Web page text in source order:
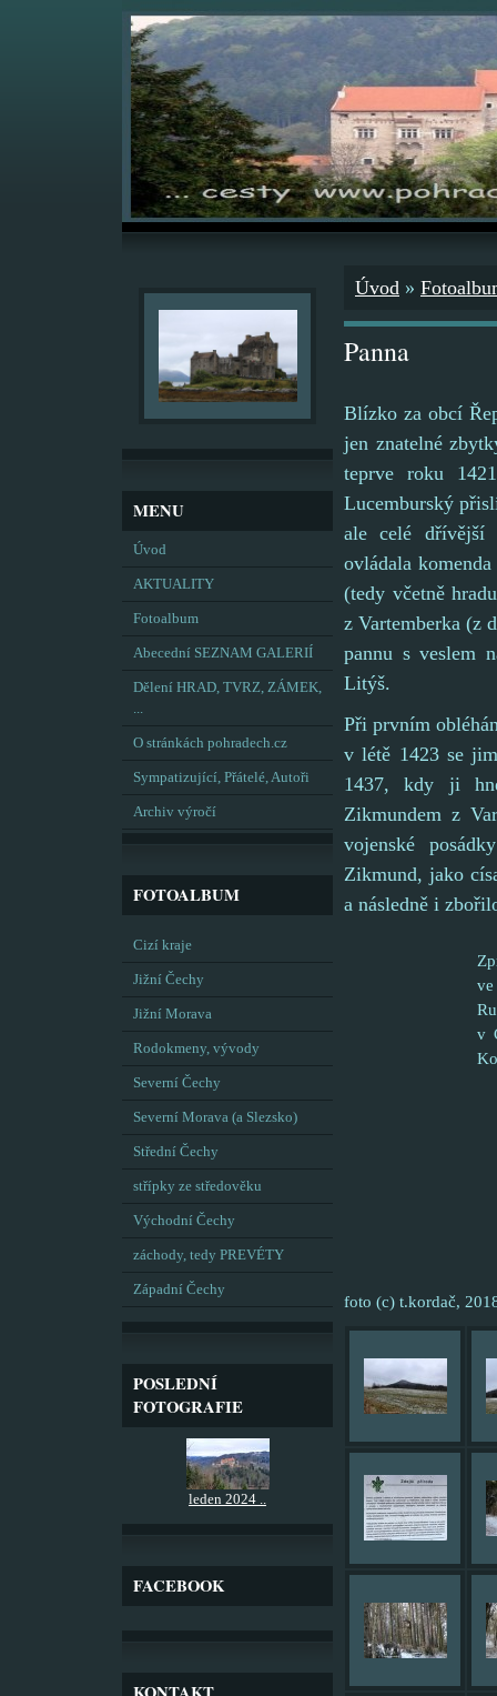
MENU
Úvod
AKTUALITY
Fotoalbum
Abecední SEZNAM GALERIÍ
Dělení HRAD, TVRZ, ZÁMEK,
...
O stránkách pohradech.cz
Sympatizující, Přátelé, Autoři
Archiv výročí
FOTOALBUM
Cizí kraje
Jižní Čechy
Jižní Morava
Rodokmeny, vývody
Severní Čechy
Severní Morava (a Slezsko)
Střední Čechy
střípky ze středověku
Východní Čechy
záchody, tedy PREVÉTY
Západní Čechy
POSLEDNÍ
FOTOGRAFIE
leden 2024 ..
FACEBOOK
Úvod »
Panna
Blízko za obcí
jen znatelné
teprve roku
Lucemburský
ale celé dřívější
ovládala
(tedy včetně
z Vartemberka (z
pannu s veslem
Litýš.
Při prvním
v létě 1423 se
1437, kdy ji
Zikmundem z
vojenské
Zikmund, jako
a následně i
v
foto (c) t.kordač,